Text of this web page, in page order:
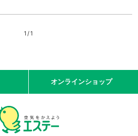
1 /1
オンラインショップ